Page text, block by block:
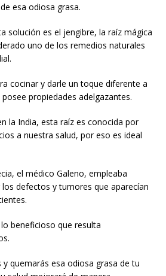
esa odiosa grasa.
solución es el jengibre, la raíz mágica
uno de los remedios naturales
cocinar y darle un toque diferente a
propiedades adelgazantes.
la India, esta raíz es conocida por
a nuestra salud, por eso es ideal
el médico Galeno, empleaba
defectos y tumores que aparecían
beneficioso que resulta
quemarás esa odiosa grasa de tu